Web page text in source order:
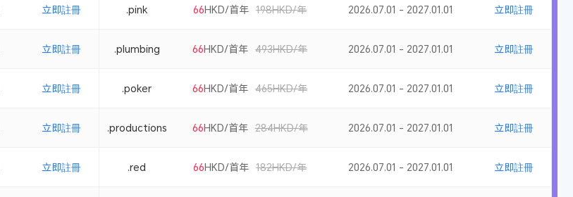
立即註冊
立即註冊
立即註冊
立即註冊
立即註冊
.pink 66HKD/首年 198HKD/年 2026.07.01 - 2027.01.01 立即註冊
.plumbing 66HKD/首年 493HKD/年 2026.07.01 - 2027.01.01 立即註冊
.poker 66HKD/首年 465HKD/年 2026.07.01 - 2027.01.01 立即註冊
.productions 66HKD/首年 284HKD/年 2026.07.01 - 2027.01.01 立即註冊
.red 66HKD/首年 182HKD/年 2026.07.01 - 2027.01.01 立即註冊